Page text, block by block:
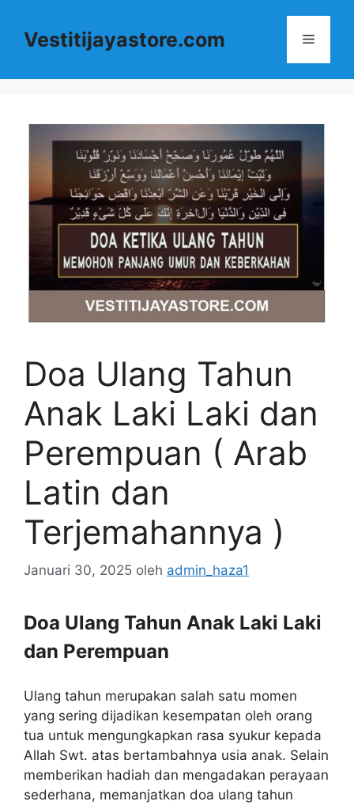
Vestitijayastore.com Menu
Doa Ulang Tahun
Anak Laki Laki dan
Perempuan ( Arab
Latin dan
Terjemahannya )
Januari 30, 2025 oleh admin_haza1
Doa Ulang Tahun Anak Laki Laki
dan Perempuan
Ulang tahun merupakan salah satu momen
yang sering dijadikan kesempatan oleh orang
tua untuk mengungkapkan rasa syukur kepada
Allah Swt. atas bertambahnya usia anak. Selain
memberikan hadiah dan mengadakan perayaan
sederhana, memanjatkan doa ulang tahun